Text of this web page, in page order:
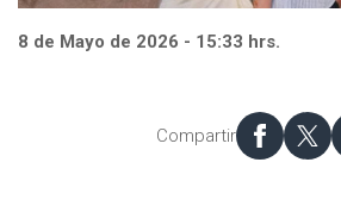
8 de Mayo de 2026 - 15:33 hrs.
Compartir